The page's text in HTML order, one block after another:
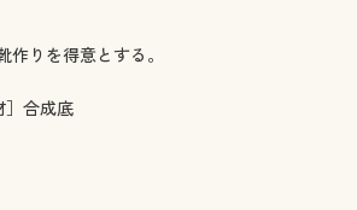
りを得意とする。
合成底